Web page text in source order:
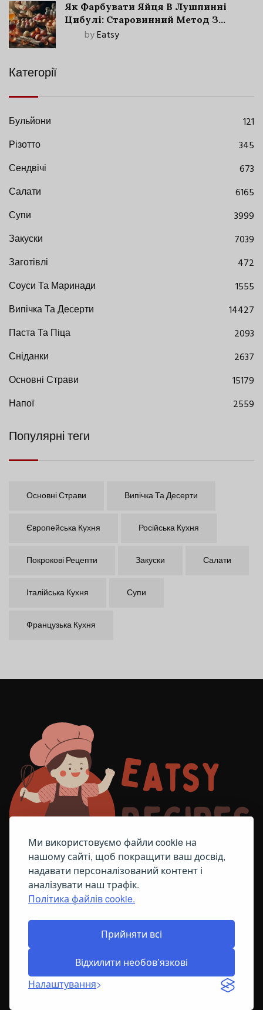
Ми використовуємо файли cookie на
нашому сайті, щоб покращити ваш досвід,
надавати персоналізований контент і
аналізувати наш трафік.
Політика файлів cookie.
Прийняти всі
Відхилити необов’язкові
Налаштування
Як Фарбувати Яйця В Лушпинні
Цибулі: Старовинний Метод З
Сучасними Нюансами
byEatsy
Категорії
Бульйони
121
Різотто
345
Сендвічі
673
Салати
6165
Супи
3999
Закуски
7039
Заготівлі
472
Соуси Та Маринади
1555
Випічка Та Десерти
14427
Паста Та Піца
2093
Сніданки
2637
Основні Страви
15179
Напої
2559
Популярні теги
Основні Страви Випічка Та Десерти
Європейська Кухня Російська Кухня
Покрокові Рецепти Закуски Салати
Італійська Кухня Супи
Французька Кухня
ПОЛІТИКА ЩОДО ФАЙЛІВ COOKIE
© All Right Reserved2026